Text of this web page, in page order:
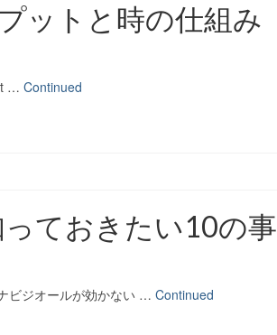
ットと時の仕組み
… Continued
ておきたい10の事
ビジオールが効かない … Continued